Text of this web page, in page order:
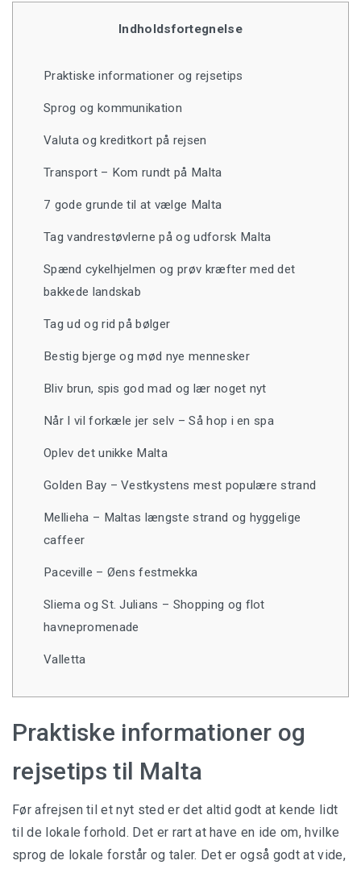
Indholdsfortegnelse
Praktiske informationer og rejsetips
Sprog og kommunikation
Valuta og kreditkort på rejsen
Transport – Kom rundt på Malta
7 gode grunde til at vælge Malta
Tag vandrestøvlerne på og udforsk Malta
Spænd cykelhjelmen og prøv kræfter med det
bakkede landskab
Tag ud og rid på bølger
Bestig bjerge og mød nye mennesker
Bliv brun, spis god mad og lær noget nyt
Når I vil forkæle jer selv – Så hop i en spa
Oplev det unikke Malta
Golden Bay – Vestkystens mest populære strand
Mellieha – Maltas længste strand og hyggelige
caffeer
Paceville – Øens festmekka
Sliema og St. Julians – Shopping og flot
havnepromenade
Valletta
Praktiske informationer og
rejsetips til Malta
Før afrejsen til et nyt sted er det altid godt at kende lidt
til de lokale forhold. Det er rart at have en ide om, hvilke
sprog de lokale forstår og taler. Det er også godt at vide,